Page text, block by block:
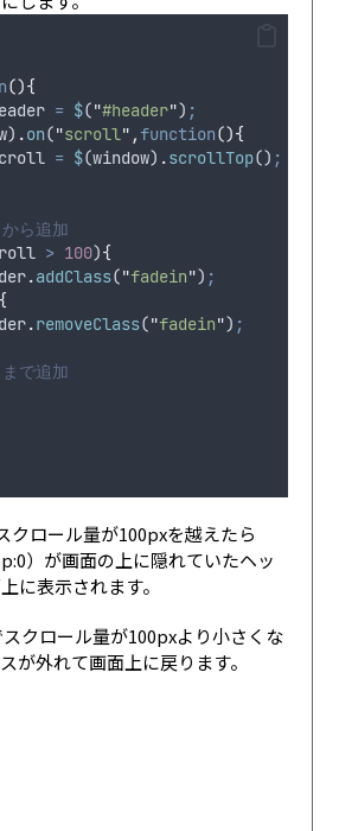
(){
= $("#header") ;
) .on("scroll" , function(){
= $(window) .scrollTop() ;
ら追加
> 100){
.addClass("fadein") ;
{
.removeClass("fadein") ;
で追加
クロール量が100pxを越えたら
）が画面の上に隠れていたヘッ
に表示されます。
クロール量が100pxより小さくな
が外れて画面上に戻ります。